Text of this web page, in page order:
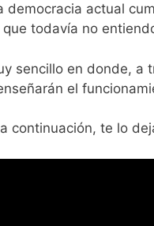
democracia actual
todavía no
sencillo en donde,
el
continuación, te lo